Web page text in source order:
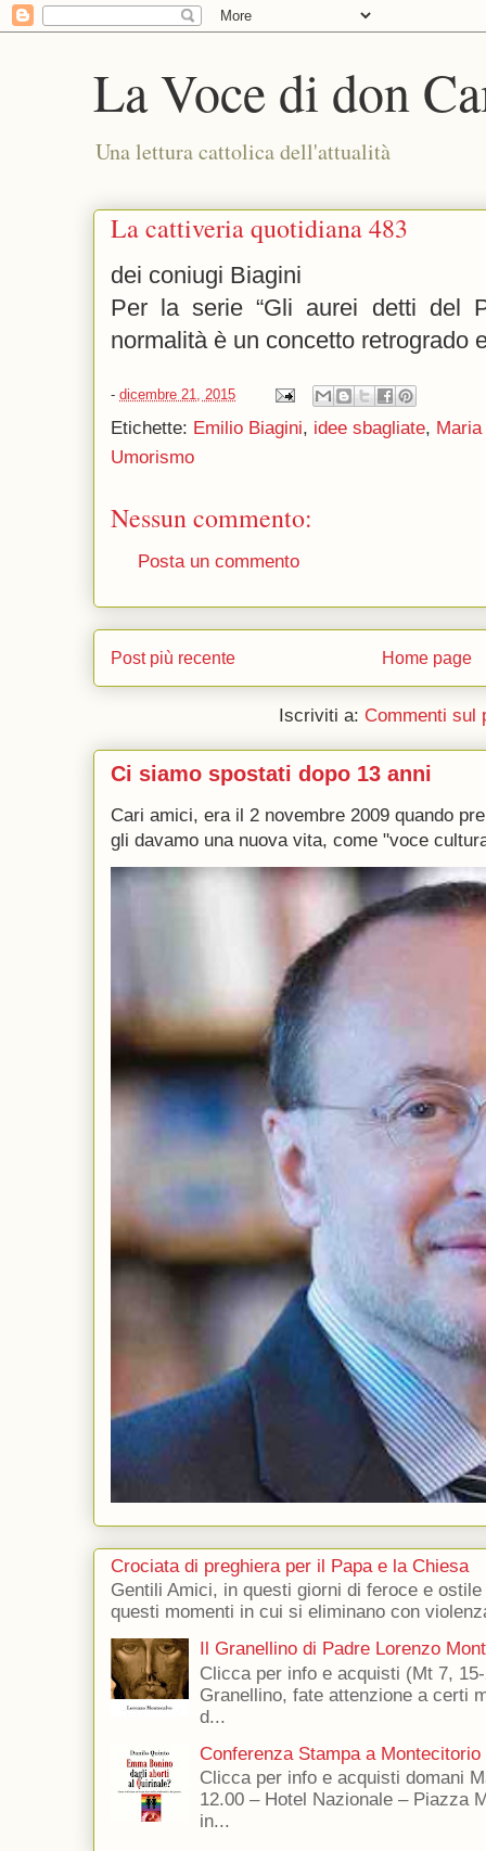
La Voce di don
Una lettura cattolica dell'attualità
La cattiveria quotidiana 483
dei coniugi Biagini
Per la serie “Gli aurei detti del
normalità è un concetto retrogrado
- dicembre 21, 2015
Etichette: Emilio Biagini, idee sbagliate,
Umorismo
Nessun commento:
Posta un commento
Post più recente Home page
Iscriviti a: Commenti sul
Ci siamo spostati dopo 13 anni
Cari amici, era il 2 novembre 2009 quando
gli davamo una nuova vita, come "voce
Crociata di preghiera per il Papa e la Chiesa
Gentili Amici, in questi giorni di feroce e
questi momenti in cui si eliminano con
Il Granellino di Padre Lorenzo
Clicca per info e acquisti (Mt 7,
Granellino, fate attenzione a certi
d...
Conferenza Stampa a Montecitorio
Clicca per info e acquisti domani
12.00 – Hotel Nazionale – Piazza
in...